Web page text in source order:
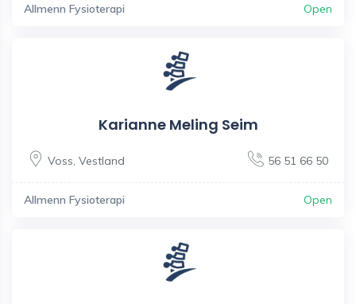
Allmenn Fysioterapi Open
Karianne Meling Seim
Voss Vestland 56 51 66 50
Allmenn Fysioterapi Open